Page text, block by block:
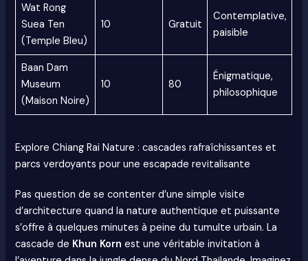
Wat Rong
Suea Ten
(Temple Bleu)
10 Gratuit
Contemplative,
paisible
Baan Dam
Museum
(Maison Noire)
10 80
Énigmatique,
philosophique
Explore Chiang Rai Nature : cascades rafraîchissantes et
parcs verdoyants pour une escapade revitalisante
Pas question de se contenter d’une simple visite
d’architecture quand la nature authentique et puissante
s’offre à quelques minutes à peine du tumulte urbain. La
cascade de Khun Korn est une véritable invitation à